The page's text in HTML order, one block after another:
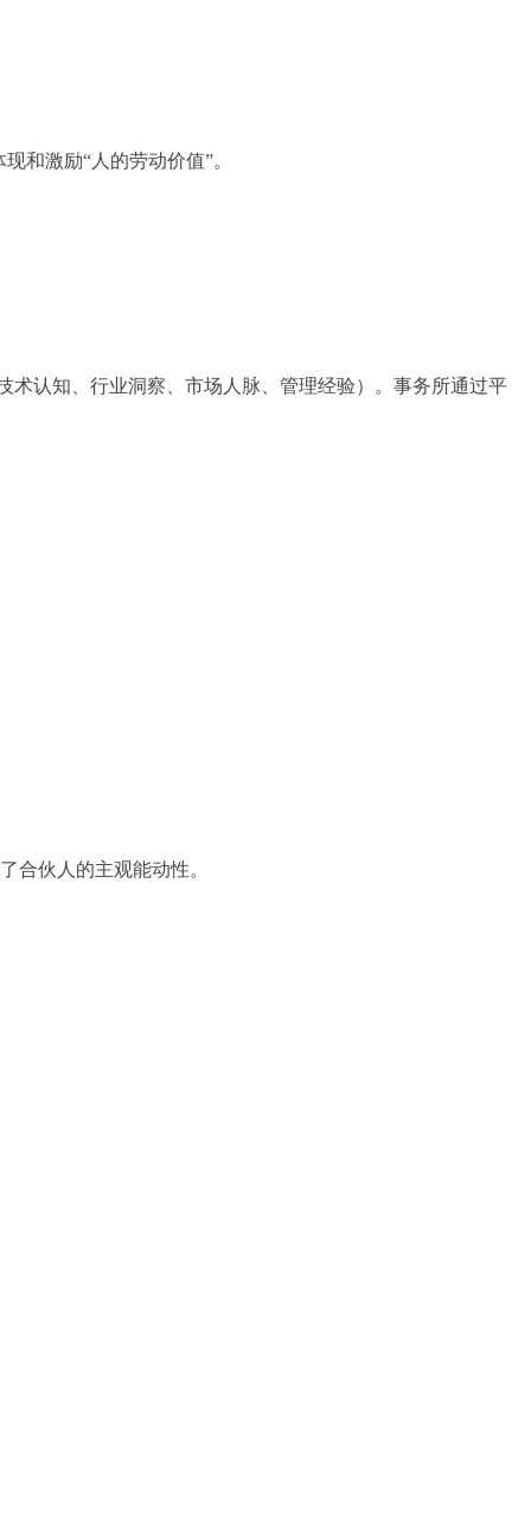
和激励“人的劳动价值”。
术认知、行业洞察、市场人脉、管理经验）。事务所通过平
合伙人的主观能动性。